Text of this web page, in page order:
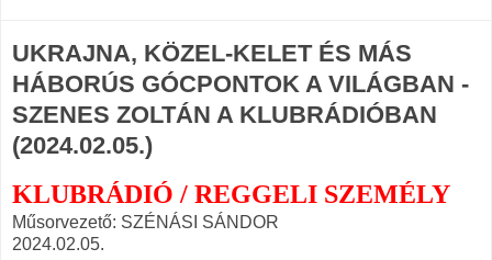
UKRAJNA, KÖZEL-KELET ÉS MÁS
HÁBORÚS GÓCPONTOK A VILÁGBAN -
SZENES ZOLTÁN A KLUBRÁDIÓBAN
(2024.02.05.)
KLUBRÁDIÓ / REGGELI SZEMÉLY
Műsorvezető: SZÉNÁSI SÁNDOR
2024.02.05.